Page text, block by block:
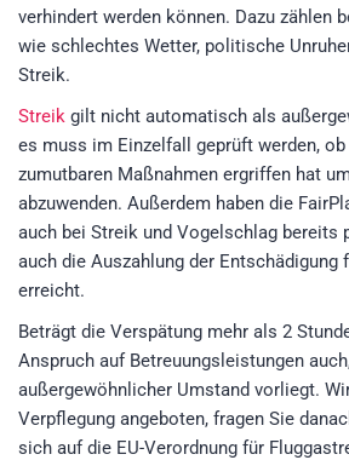
verhindert werden können. Dazu zählen
wie schlechtes Wetter, politische
Streik.
Streik gilt nicht automatisch als
es muss im Einzelfall geprüft werden,
zumutbaren Maßnahmen ergriffen hat
abzuwenden. Außerdem haben die
auch bei Streik und Vogelschlag bereits
auch die Auszahlung der Entschädigung
erreicht.
Beträgt die Verspätung mehr als 2
Anspruch auf Betreuungsleistungen
außergewöhnlicher Umstand vorliegt.
Verpflegung angeboten, fragen Sie
sich auf die EU-Verordnung für